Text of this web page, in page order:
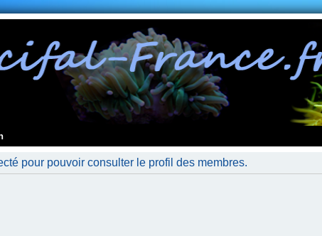
pour pouvoir consulter le profil des membres.